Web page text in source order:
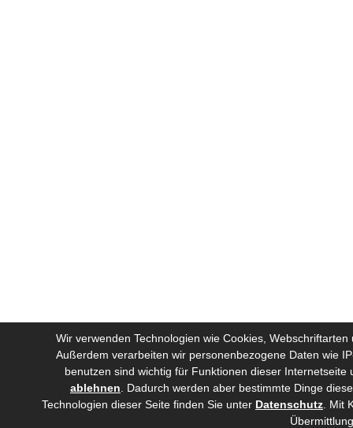
Wir verwenden Technologien wie Cookies,
Außerdem verarbeiten wir personenbezogene Daten wie
benutzen sind wichtig für Funktionen dieser
ablehnen
Dadurch werden aber bestimmte Dinge
Technologien dieser Seite finden Sie unter Datenschutz . Mit